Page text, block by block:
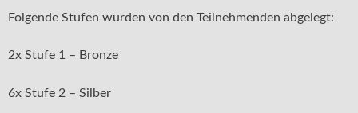
Folgende Stufen wurden von den Teilnehmenden abgelegt:
2x Stufe 1 – Bronze
6x Stufe 2 – Silber